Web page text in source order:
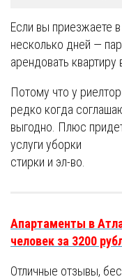
Если вы приезжаете
несколько дней —
арендовать квартиру
Потому что у
редко когда
выгодно. Плюс
услуги уборки
стирки и эл-во.
Апартаменты в
человек за 3200
Отличные отзывы,